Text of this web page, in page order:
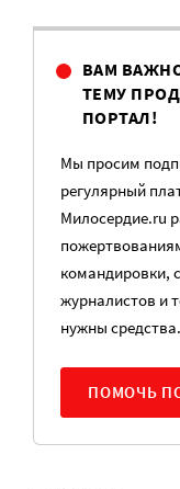
ВАМ
ТЕМУ
ПОРТАЛ!
Мы просим
регулярный
Милосердие.ru
командировки,
журналистов и
нужны средства.
ПОМОЧЬ